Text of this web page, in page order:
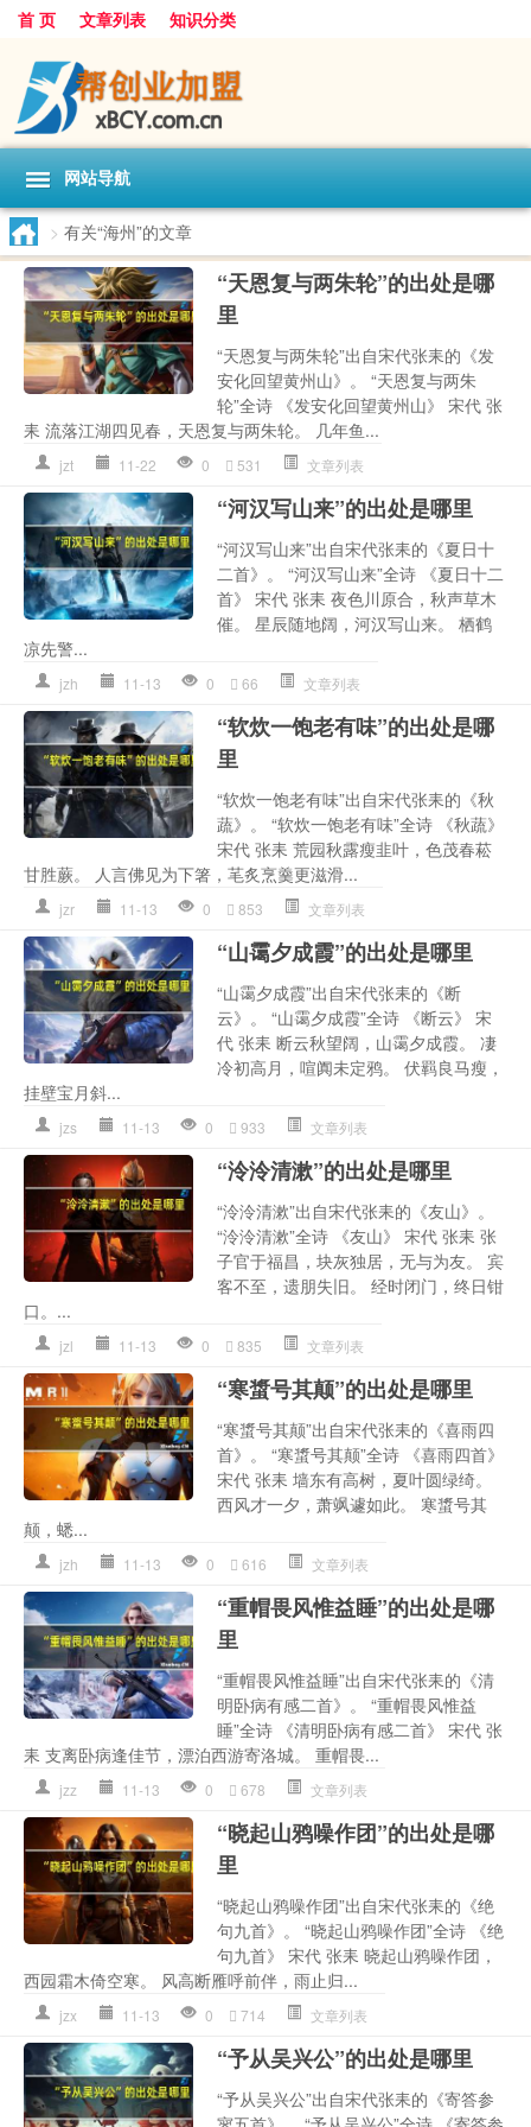
首 页 文章列表 知识分类
网站导航
> 有关“海州”的文章
“天恩复与两朱轮”的出处是哪
里
“天恩复与两朱轮”出自宋代张耒的《发
安化回望黄州山》。 “天恩复与两朱
轮”全诗 《发安化回望黄州山》 宋代 张
耒 流落江湖四见春，天恩复与两朱轮。 几年鱼...
jzt 11-22 0 531 文章列表
“河汉写山来”的出处是哪里
“河汉写山来”出自宋代张耒的《夏日十
二首》。 “河汉写山来”全诗 《夏日十二
首》 宋代 张耒 夜色川原合，秋声草木
催。 星辰随地阔，河汉写山来。 栖鹤
凉先警...
jzh 11-13 0 66 文章列表
“软炊一饱老有味”的出处是哪
里
“软炊一饱老有味”出自宋代张耒的《秋
蔬》。 “软炊一饱老有味”全诗 《秋蔬》
宋代 张耒 荒园秋露瘦韭叶，色茂春菘
甘胜蕨。 人言佛见为下箸，芼炙烹羹更滋滑...
jzr 11-13 0 853 文章列表
“山霭夕成霞”的出处是哪里
“山霭夕成霞”出自宋代张耒的《断
云》。 “山霭夕成霞”全诗 《断云》 宋
代 张耒 断云秋望阔，山霭夕成霞。 凄
冷初高月，喧阗未定鸦。 伏羁良马瘦，
挂壁宝月斜...
jzs 11-13 0 933 文章列表
“泠泠清漱”的出处是哪里
“泠泠清漱”出自宋代张耒的《友山》。
“泠泠清漱”全诗 《友山》 宋代 张耒 张
子官于福昌，块灰独居，无与为友。 宾
客不至，遗朋失旧。 经时闭门，终日钳
口。...
jzl 11-13 0 835 文章列表
“寒螀号其颠”的出处是哪里
“寒螀号其颠”出自宋代张耒的《喜雨四
首》。 “寒螀号其颠”全诗 《喜雨四首》
宋代 张耒 墙东有高树，夏叶圆绿绮。
西风才一夕，萧飒遽如此。 寒螀号其
颠，蟋...
jzh 11-13 0 616 文章列表
“重帽畏风惟益睡”的出处是哪
里
“重帽畏风惟益睡”出自宋代张耒的《清
明卧病有感二首》。 “重帽畏风惟益
睡”全诗 《清明卧病有感二首》 宋代 张
耒 支离卧病逢佳节，漂泊西游寄洛城。 重帽畏...
jzz 11-13 0 678 文章列表
“晓起山鸦噪作团”的出处是哪
里
“晓起山鸦噪作团”出自宋代张耒的《绝
句九首》。 “晓起山鸦噪作团”全诗 《绝
句九首》 宋代 张耒 晓起山鸦噪作团，
西园霜木倚空寒。 风高断雁呼前伴，雨止归...
jzx 11-13 0 714 文章列表
“予从吴兴公”的出处是哪里
“予从吴兴公”出自宋代张耒的《寄答参